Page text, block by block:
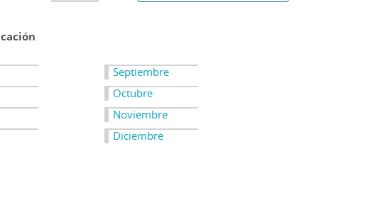
Septiembre
Octubre
Noviembre
Diciembre